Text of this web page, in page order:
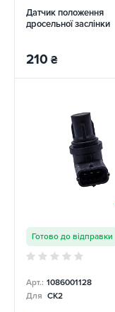
Датчик положення
дросельної заслінки
210 ₴
Готово до відправки
Арт.: 1086001128
Для CK2